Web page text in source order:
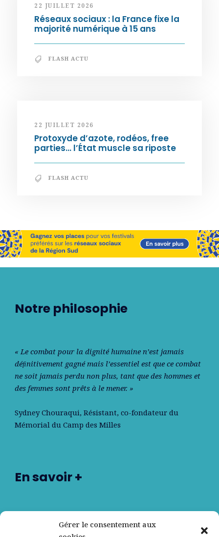
Gérer le consentement aux
22 JUILLET 2026
Réseaux sociaux : la France fixe la
majorité numérique à 15 ans
FLASH ACTU
22 JUILLET 2026
Protoxyde d’azote, rodéos, free
parties… l’État muscle sa riposte
FLASH ACTU
Notre philosophie
« Le combat pour la dignité humaine n’est jamais
déﬁnitivement gagné mais l’essentiel est que ce combat
ne soit jamais perdu non plus, tant que des hommes et
des femmes sont prêts à le mener. »
Sydney Chouraqui, Résistant, co-fondateur du
Mémorial du Camp des Milles
En savoir +